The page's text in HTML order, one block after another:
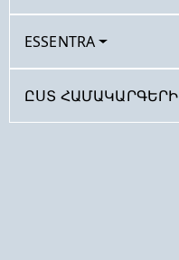
ESSENTRA
ԸՍՏ ՀԱՄԱԿԱՐԳԵՐԻ